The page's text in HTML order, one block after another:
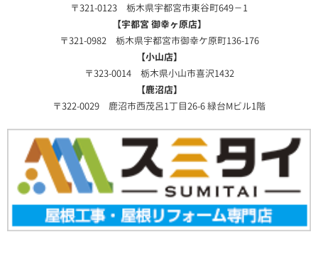
〒321-0123 栃木県宇都宮市東谷町649－1
【宇都宮 御幸ヶ原店】
〒321-0982 栃木県宇都宮市御幸ケ原町136-176
【小山店】
〒323-0014 栃木県小山市喜沢1432
【鹿沼店】
〒322-0029 鹿沼市西茂呂1丁目26-6 緑台Mビル1階